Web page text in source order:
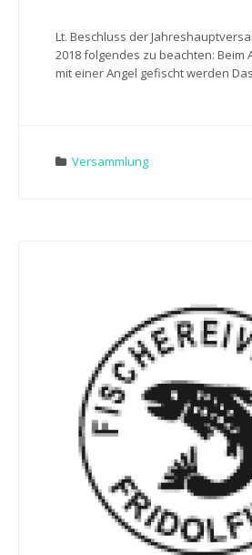
Lt. Beschluss der
2018 folgendes zu beachten: Beim
mit einer Angel gefischt werden Das
Versammlung